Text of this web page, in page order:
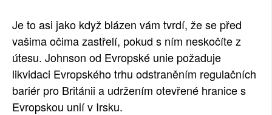
Je to asi jako když blázen vám tvrdí, že se před
vašima očima zastřelí, pokud s ním neskočíte z
útesu. Johnson od Evropské unie požaduje
likvidaci Evropského trhu odstraněním regulačních
bariér pro Británii a udržením otevřené hranice s
Evropskou unií v Irsku.